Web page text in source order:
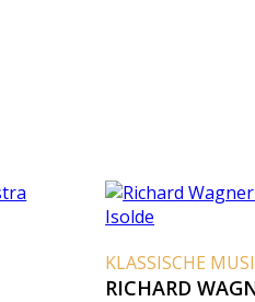
KLASSISCHE
RICHARD